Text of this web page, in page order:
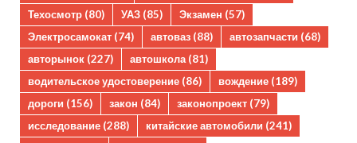
Техосмотр (80) УАЗ (85) Экзамен (57)
Электросамокат (74) автоваз (88) автозапчасти (68)
авторынок (227) автошкола(81)
водительское удостоверение (86) вождение (189)
дороги (156) закон (84) законопроект (79)
исследование (288) китайские автомобили (241)